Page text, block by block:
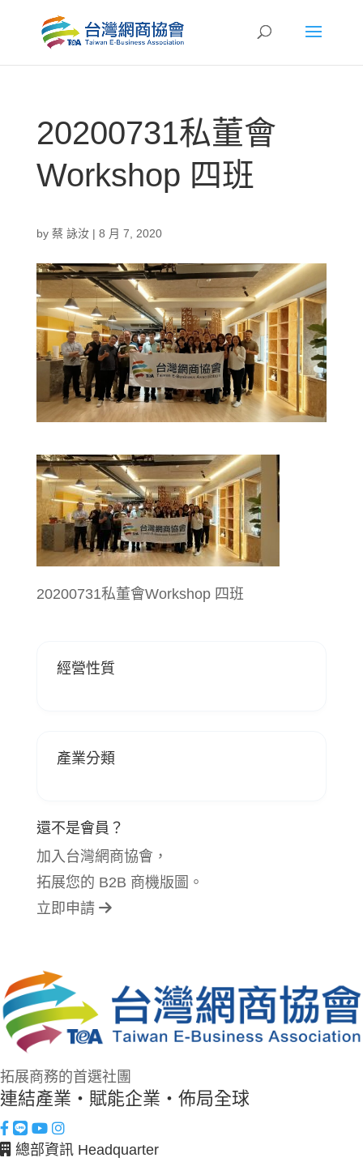
20200731私董會
Workshop 四班
by 蔡 詠汝| 8 月 7, 2020
20200731私董會Workshop 四班
經營性質
產業分類
還不是會員？
加入台灣網商協會，
拓展您的 B2B 商機版圖。
立即申請
拓展商務的首選社團
連結產業・賦能企業・佈局全球
總部資訊 Headquarter